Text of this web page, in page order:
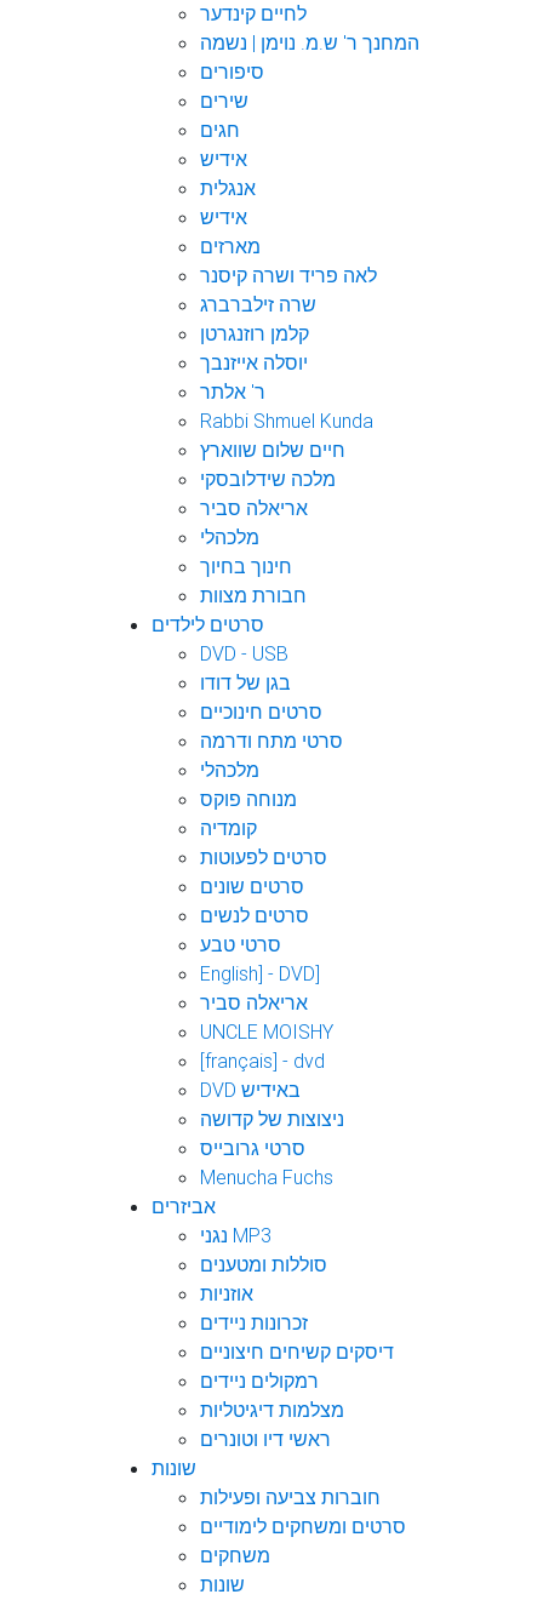
לחיים קינדער
המחנך ר' ש.מ. נוימן | נשמה
סיפורים
שירים
חגים
אידיש
אנגלית
אידיש
מארזים
לאה פריד ושרה קיסנר
שרה זילברברג
קלמן רוזנגרטן
יוסלה אייזנבך
ר' אלתר
Rabbi Shmuel Kunda
חיים שלום שווארץ
מלכה שידלובסקי
אריאלה סביר
מלכהלי
חינוך בחיוך
חבורת מצוות
סרטים לילדים
DVD - USB
בגן של דודו
סרטים חינוכיים
סרטי מתח ודרמה
מלכהלי
מנוחה פוקס
קומדיה
סרטים לפעוטות
סרטים שונים
סרטים לנשים
סרטי טבע
English] - DVD]
אריאלה סביר
UNCLE MOISHY
[français] - dvd
DVD באידיש
ניצוצות של קדושה
סרטי גרובייס
Menucha Fuchs
אביזרים
נגני MP3
סוללות ומטענים
אוזניות
זכרונות ניידים
דיסקים קשיחים חיצוניים
רמקולים ניידים
מצלמות דיגיטליות
ראשי דיו וטונרים
שונות
חוברות צביעה ופעילות
סרטים ומשחקים לימודיים
משחקים
שונות